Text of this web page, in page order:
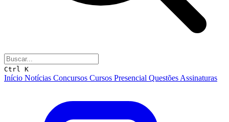
Ctrl K
Início Notícias Concursos Cursos Presencial Questões Assinaturas